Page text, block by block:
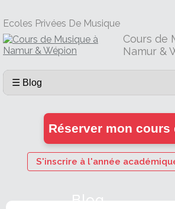
Ecoles Privées De Musique
Cours de
Namur &
Réserver mon cours
S'inscrire à l'année
Blog